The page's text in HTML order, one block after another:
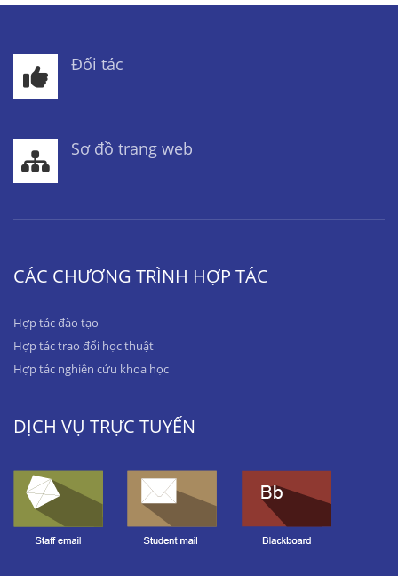
Đối tác
Sơ đồ trang web
CÁC CHƯƠNG TRÌNH HỢP TÁC
Hợp tác đào tạo
Hợp tác trao đổi học thuật
Hợp tác nghiên cứu khoa học
DỊCH VỤ TRỰC TUYẾN